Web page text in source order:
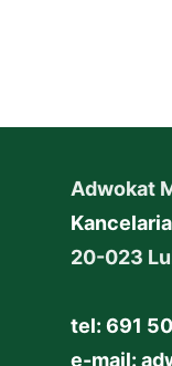
Adwokat
20-023
tel: 691
e-mail: